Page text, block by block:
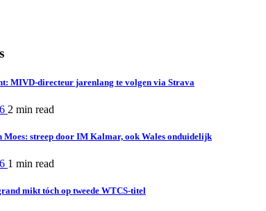
MIVD-directeur jarenlang te volgen via Strava
2 min read
Moes: streep door IM Kalmar, ook Wales onduidelijk
1 min read
mikt tóch op tweede WTCS-titel